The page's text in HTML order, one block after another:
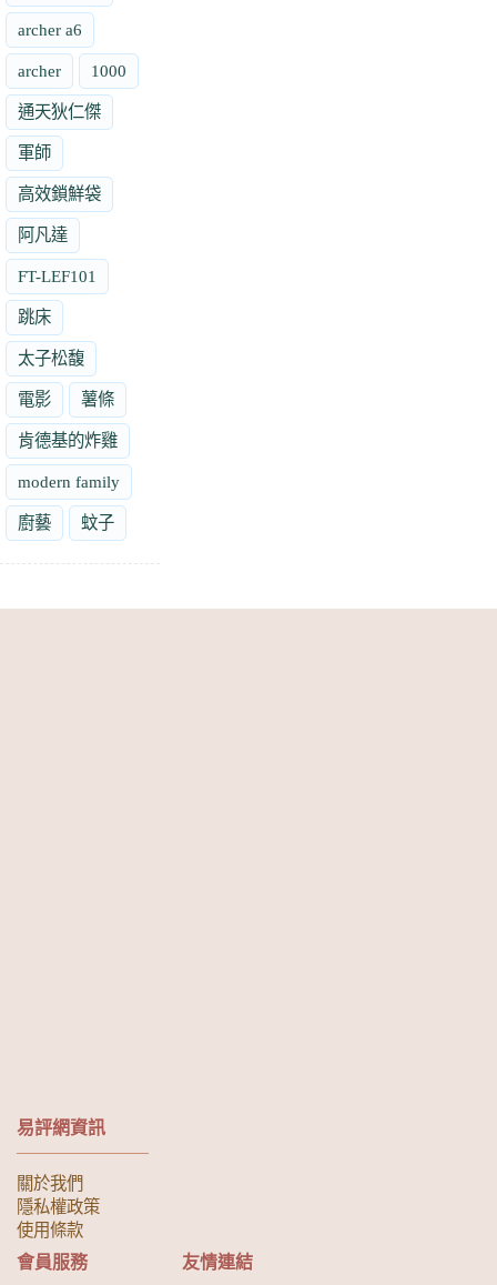
archer a6
archer 1000
通天狄仁傑
軍師
高效鎖鮮袋
阿凡達
FT-LEF101
跳床
太子松馥
電影 薯條
肯德基的炸雞
modern family
廚藝 蚊子
易評網資訊
關於我們
隱私權政策
使用條款
會員服務 友情連結